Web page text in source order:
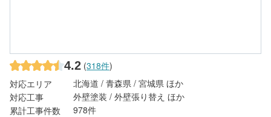
4.2 (318件)
対応エリア
北海道 / 青森県 / 宮城県 ほか
対応工事
外壁塗装 / 外壁張り替え ほか
累計工事件数
978件